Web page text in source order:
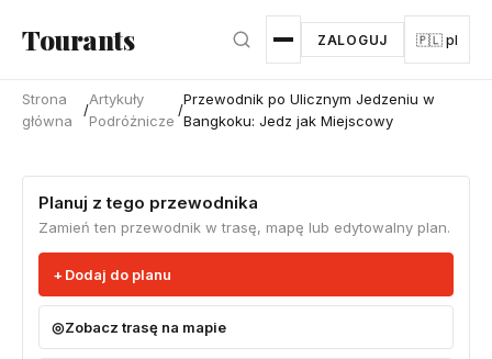
Tourants ZALOGUJ 🇵🇱 pl
Strona
główna
/
Artykuły
Podróżnicze
/
Przewodnik po Ulicznym Jedzeniu w
Bangkoku: Jedz jak Miejscowy
Planuj z tego przewodnika
Zamień ten przewodnik w trasę, mapę lub edytowalny plan.
Dodaj do planu
Zobacz trasę na mapie